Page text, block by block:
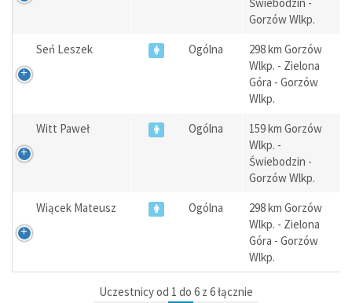
Gorzów Wlkp.
Seń Leszek
Ogólna
298 km Gorzów
Wlkp. - Zielona
Góra - Gorzów
Wlkp.
Witt Paweł
Ogólna
159 km Gorzów
Wlkp. -
Świebodzin -
Gorzów Wlkp.
Wiącek Mateusz
Ogólna
298 km Gorzów
Wlkp. - Zielona
Góra - Gorzów
Wlkp.
Uczestnicy od 1 do 6 z 6 łącznie